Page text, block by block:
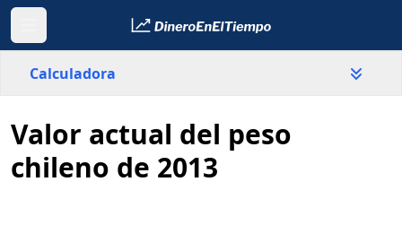
Calculadora
Chile
País
Valor actual del peso
chileno de 2013